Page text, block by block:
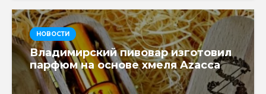
НОВОСТИ
Владимирский пивовар изготовил
парфюм на основе хмеля Azacca